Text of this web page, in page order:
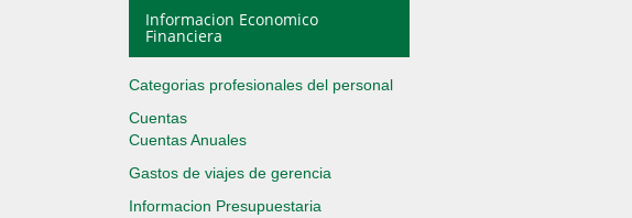
Informacion Economico
Financiera
Categorias profesionales del personal
Cuentas
Cuentas Anuales
Gastos de viajes de gerencia
Informacion Presupuestaria